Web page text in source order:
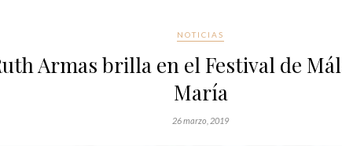
NOTICIAS
Armas brilla en el Festival de
María
26 marzo, 2019